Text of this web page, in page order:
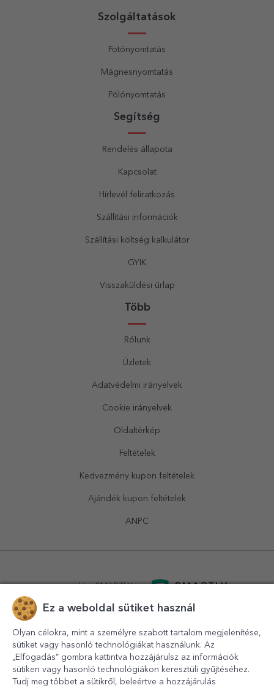
Szolgáltatások
Fotónyomtatás
Mágnesnyomtatás
Pólónyomtatás
Segítség
Rendelés állapota
Kapcsolat
Hírlevél feliratkozás
Szállítási információk
Szállítási költség kalkulátor
GYIK
Visszaküldési űrlap
Több
Rólunk
Üzletek
Adatvédelmi irányelvek
Cookie irányelvek
Oldaltérkép
Feltételek
Kedvezmény kupon feltételek
Ajándék kupon feltételek
ANPC
powered bySMARTLY.ro
Ez a weboldal sütiket használ
Olyan célokra, mint a személyre szabott tartalom megjelenítése,
sütiket vagy hasonló technológiákat használunk. Az
„Elfogadás” gombra kattintva hozzájárulsz az információk
sütiken vagy hasonló technológiákon keresztüli gyűjtéséhez.
Tudj meg többet a sütikről, beleértve a hozzájárulás